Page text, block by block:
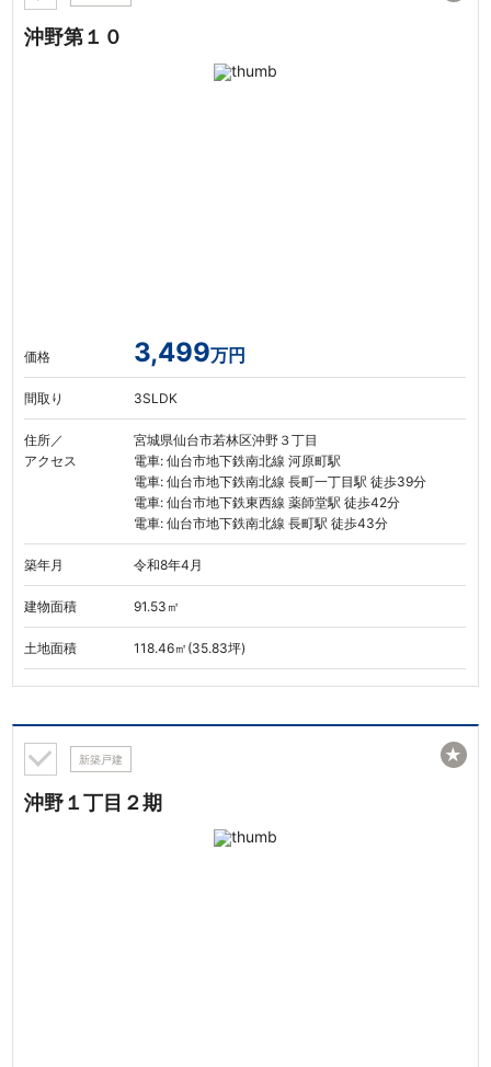
沖野第１０
価格 3,499万円
間取り 3SLDK
住所／
アクセス
宮城県仙台市若林区沖野３丁目
電車: 仙台市地下鉄南北線 河原町駅
電車: 仙台市地下鉄南北線 長町一丁目駅 徒歩39分
電車: 仙台市地下鉄東西線 薬師堂駅 徒歩42分
電車: 仙台市地下鉄南北線 長町駅 徒歩43分
築年月 令和8年4月
建物面積 91.53㎡
土地面積 118.46㎡(35.83坪)
新築戸建
沖野１丁目２期
★